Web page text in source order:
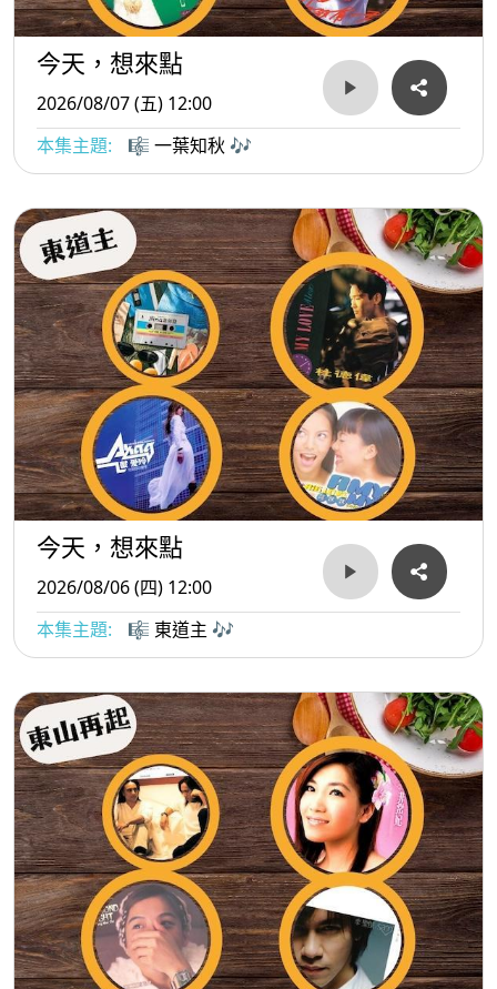
今天，想來點
2026/08/07 (五) 12:00
本集主題:
🎼 一葉知秋 🎶
今天，想來點
2026/08/06 (四) 12:00
本集主題:
🎼 東道主 🎶